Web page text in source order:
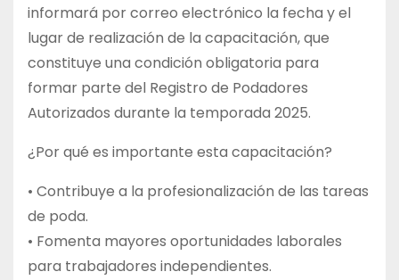
informará por correo electrónico la fecha y el
lugar de realización de la capacitación, que
constituye una condición obligatoria para
formar parte del Registro de Podadores
Autorizados durante la temporada 2025.
¿Por qué es importante esta capacitación?
• Contribuye a la profesionalización de las tareas
de poda.
• Fomenta mayores oportunidades laborales
para trabajadores independientes.